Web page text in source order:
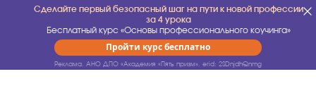
Сделайте первый безопасный шаг на пути к новой профессии
за 4 урока
Бесплатный курс «Основы профессионального коучинга»
Пройти курс бесплатно
Реклама. АНО ДПО «Академия «Пять призм». erid: 2SDnjdhQnmg